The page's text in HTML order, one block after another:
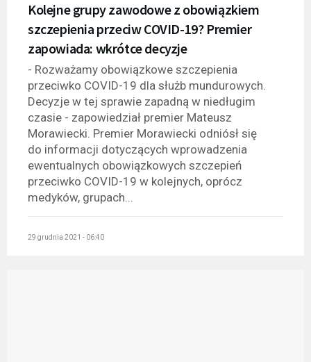
Kolejne grupy zawodowe z obowiązkiem
szczepienia przeciw COVID-19? Premier
zapowiada: wkrótce decyzje
- Rozważamy obowiązkowe szczepienia
przeciwko COVID-19 dla służb mundurowych.
Decyzje w tej sprawie zapadną w niedługim
czasie - zapowiedział premier Mateusz
Morawiecki. Premier Morawiecki odniósł się
do informacji dotyczących wprowadzenia
ewentualnych obowiązkowych szczepień
przeciwko COVID-19 w kolejnych, oprócz
medyków, grupach...
29 grudnia 2021 - 06:40